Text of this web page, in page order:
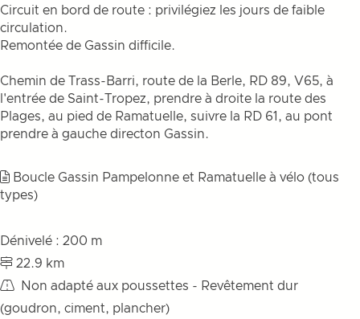
Circuit en bord de route : privilégiez les jours de faible
circulation.
Remontée de Gassin difficile.
Chemin de Trass-Barri, route de la Berle, RD 89, V65, à
l'entrée de Saint-Tropez, prendre à droite la route des
Plages, au pied de Ramatuelle, suivre la RD 61, au pont
prendre à gauche directon Gassin.
Boucle Gassin Pampelonne et Ramatuelle à vélo (tous
types)
Dénivelé : 200 m
22.9 km
Non adapté aux poussettes - Revêtement dur
(goudron, ciment, plancher)